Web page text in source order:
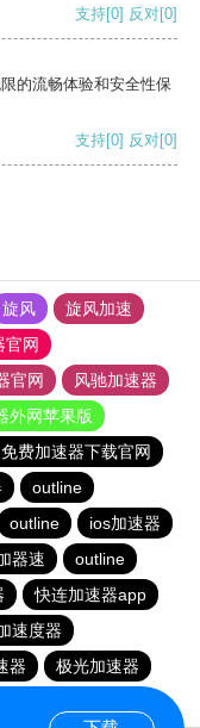
支持[0] 反对[0]
的流畅体验和安全性保
支持[0] 反对[0]
旋风
旋风加速
官网
官网
风驰加速器
外网苹果版
费加速器下载官网
outline
outline
ios加速器
器速
outline
快连加速器app
速度器
器
极光加速器